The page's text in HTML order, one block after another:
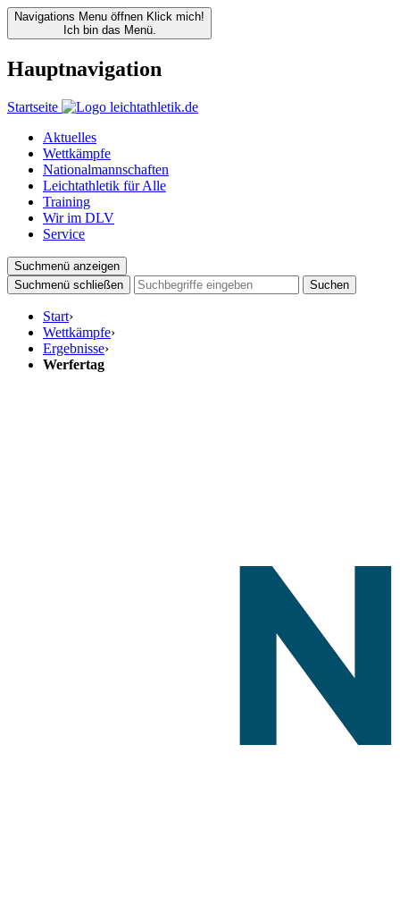
Navigations Menu öffnen Klick mich!
Ich bin das Menü.
Hauptnavigation
Startseite
Aktuelles
Wettkämpfe
Nationalmannschaften
Leichtathletik für Alle
Training
Wir im DLV
Service
Suchmenü anzeigen
Suchmenü schließen
Suchen
Start›
Wettkämpfe›
Ergebnisse›
Werfertag